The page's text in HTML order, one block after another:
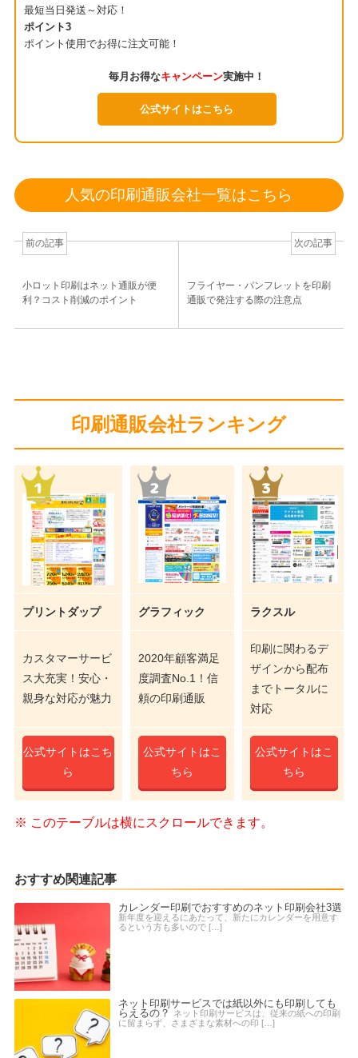
最短当日発送～対応！
ポイント3
ポイント使用でお得に注文可能！
毎月お得なキャンペーン実施中！
公式サイトはこちら
人気の印刷通販会社一覧はこちら
前の記事
小ロット印刷はネット通販が便
利？コスト削減のポイント
次の記事
フライヤー・パンフレットを印刷
通販で発注する際の注意点
印刷通販会社ランキング
プリントダップ グラフィック ラクスル
カスタマーサービ
ス大充実！安心・
親身な対応が魅力
2020年顧客満足
度調査No.1！信
頼の印刷通販
印刷に関わるデ
ザインから配布
までトータルに
対応
公式サイトはこち
ら
公式サイトはこ
ちら
公式サイトはこ
ちら
おすすめ関連記事
カレンダー印刷でおすすめのネット印刷会社3選
新年度を迎えるにあたって、新たにカレンダーを用意す
るという方も多いので […]
ネット印刷サービスでは紙以外にも印刷しても
らえるの？ ネット印刷サービスは、従来の紙への印刷
に留まらず、さまざまな素材への印 […]